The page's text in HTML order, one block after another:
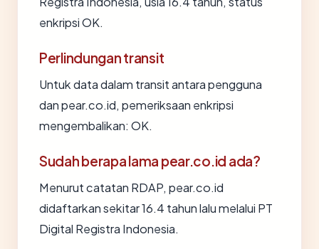
enkripsi OK.
Perlindungan transit
Untuk data dalam transit antara pengguna
dan pear.co.id, pemeriksaan enkripsi
mengembalikan: OK.
Sudah berapa lama pear.co.id ada?
Menurut catatan RDAP, pear.co.id
didaftarkan sekitar 16.4 tahun lalu melalui PT
Digital Registra Indonesia.